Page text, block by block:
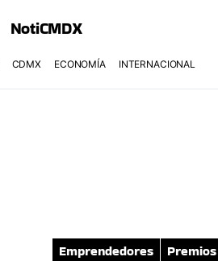
NotiCMDX
CDMX ECONOMÍA INTERNACIONAL
Emprendedores
Premios